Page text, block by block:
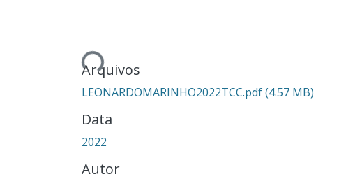
Carregando...
Arquivos
LEONARDOMARINHO2022TCC.pdf(4.57 MB)
Data
2022
Autor